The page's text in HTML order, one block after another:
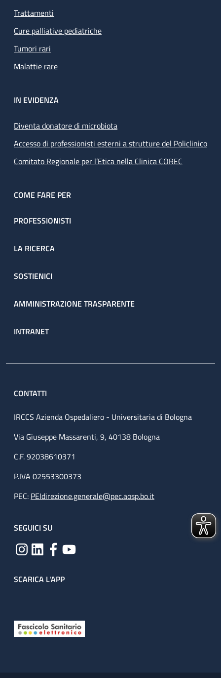
Trattamenti
Cure palliative pediatriche
Tumori rari
Malattie rare
IN EVIDENZA
Diventa donatore di microbiota
Accesso di professionisti esterni a strutture del Policlinico
Comitato Regionale per l’Etica nella Clinica COREC
COME FARE PER
PROFESSIONISTI
LA RICERCA
SOSTIENICI
AMMINISTRAZIONE TRASPARENTE
INTRANET
CONTATTI
IRCCS Azienda Ospedaliero - Universitaria di Bologna
Via Giuseppe Massarenti, 9, 40138 Bologna
C.F. 92038610371
P.IVA 02553300373
PEC: PEIdirezione.generale@pec.aosp.bo.it
SEGUICI SU
SCARICA L'APP